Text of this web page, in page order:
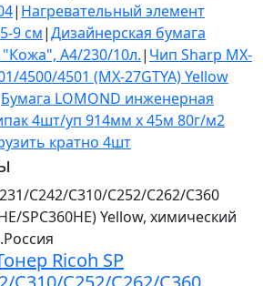
| Нагревательный элемент
9 см|Дизайнерская бумага
A4/230/10л.| Чип Sharp MX-
4500/4501 (MX-27GTYA) Yellow
Бумага LOMOND инженерная
4шт/уп 914мм х 45м 80г/м2
кратно 4шт
Ricoh SP